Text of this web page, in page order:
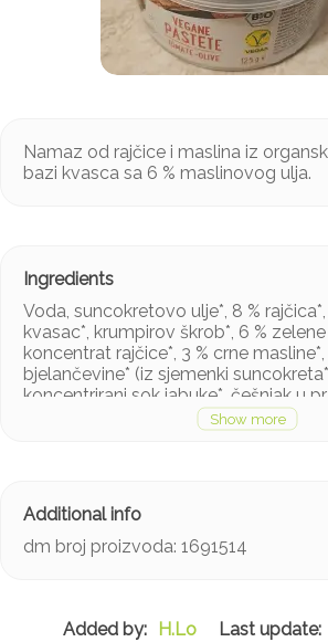
Namaz od rajčice i maslina iz
bazi kvasca sa 6 % maslinovog ulja.
Voda, suncokretovo ulje*, 8 %
kvasac*, krumpirov škrob*, 6 % zelene
koncentrat rajčice*, 3 % crne
bjelančevine* (iz sjemenki
koncentrirani sok jabuke*, češnjak u
papar*, ljupčac*, peršin*, lovor*.
dm broj proizvoda: 1691514
H.Lo